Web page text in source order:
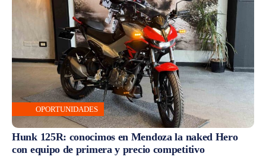
OPORTUNIDADES
Hunk 125R: conocimos en Mendoza la naked Hero
con equipo de primera y precio competitivo